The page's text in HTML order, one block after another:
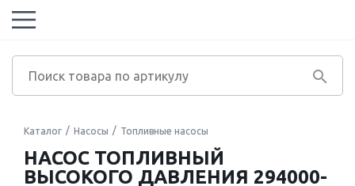
Каталог Насосы Топливные насосы
НАСОС ТОПЛИВНЫЙ
ВЫСОКОГО ДАВЛЕНИЯ 294000-